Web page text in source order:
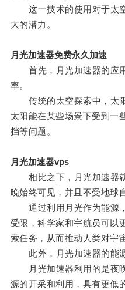
这一技术的使用对于太空
大的潜力。
月光加速器免费永久加速
首先，月光加速器的应用
率。
传统的太空探索中，太阳
太阳能在某些场景下受到一
挡等问题。
月光加速器vps
相比之下，月光加速器就
晚始终可见，并且不受地球
通过利用月光作为能源
受限，科学家和宇航员可以
索任务，从而推动人类对宇
此外，月光加速器的能源
月光加速器利用的是夜
源的开采和利用，具有更低